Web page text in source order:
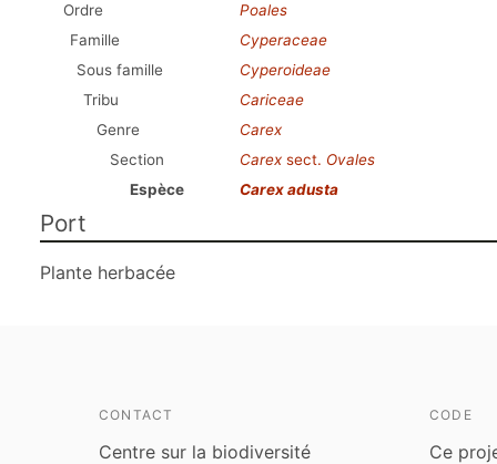
Ordre
Poales
Famille
Cyperaceae
Sous famille
Cyperoideae
Tribu
Cariceae
Genre
Carex
Section
Carex sect. Ovales
Espèce
Carex adusta
Port
Plante herbacée
CONTACT
Centre sur la biodiversité
CODE
Ce